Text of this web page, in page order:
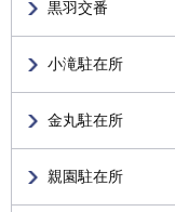
黒羽交番
小滝駐在所
金丸駐在所
親園駐在所